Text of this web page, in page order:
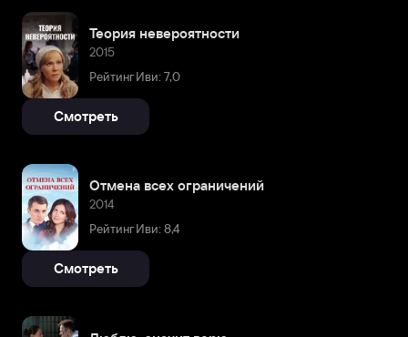
Теория невероятности
2015
Рейтинг Иви: 7,0
Смотреть
Отмена всех ограничений
2014
Рейтинг Иви: 8,4
Смотреть